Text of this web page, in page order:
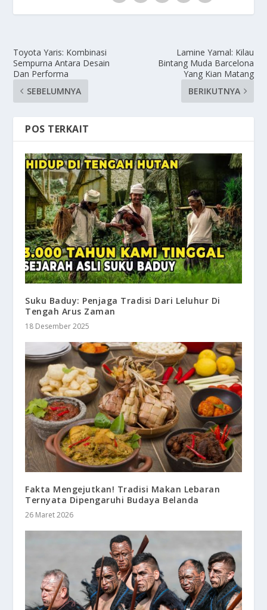
Toyota Yaris: Kombinasi
Sempurna Antara Desain
Dan Performa
SEBELUMNYA
Lamine Yamal: Kilau
Bintang Muda Barcelona
Yang Kian Matang
BERIKUTNYA
POS TERKAIT
Suku Baduy: Penjaga Tradisi Dari Leluhur Di
Tengah Arus Zaman
18 Desember 2025
Fakta Mengejutkan! Tradisi Makan Lebaran
Ternyata Dipengaruhi Budaya Belanda
26 Maret 2026